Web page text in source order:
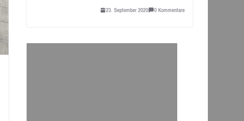
23. September 2020 0 Kommentare